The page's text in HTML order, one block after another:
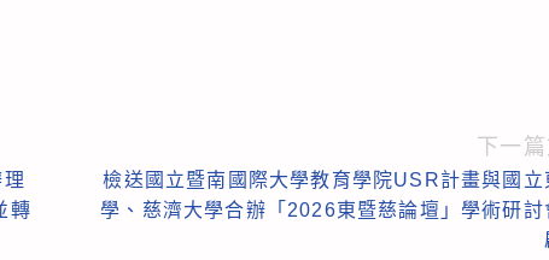
轉
下一
檢送國立暨南國際大學教育學院USR計畫與國立
學、慈濟大學合辦「2026東暨慈論壇」學術研討